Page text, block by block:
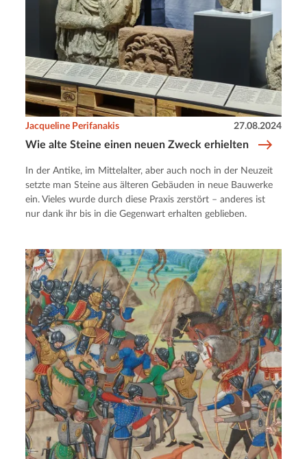
Wie alte Steine einen neuen Zweck erhielten
Jacqueline Perifanakis 27.08.2024
In der Antike, im Mittelalter, aber auch noch in der Neuzeit
setzte man Steine aus älteren Gebäuden in neue Bauwerke
ein. Vieles wurde durch diese Praxis zerstört – anderes ist
nur dank ihr bis in die Gegenwart erhalten geblieben.